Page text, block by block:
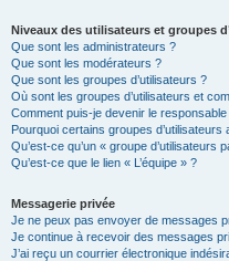
Niveaux des utilisateurs et groupes
Que sont les administrateurs ?
Que sont les modérateurs ?
Que sont les groupes d’utilisateurs ?
Où sont les groupes d’utilisateurs et
Comment puis-je devenir le responsable
Pourquoi certains groupes
Qu’est-ce qu’un « groupe d’utilisateurs
Qu’est-ce que le lien « L’équipe » ?
Messagerie privée
Je ne peux pas envoyer de messages
Je continue à recevoir des messages
J’ai reçu un courrier électronique